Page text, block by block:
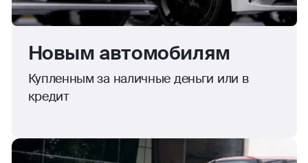
Новым автомобилям
Купленным за наличные деньги или в
кредит